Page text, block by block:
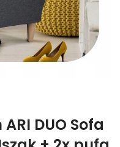
DUO Sofa